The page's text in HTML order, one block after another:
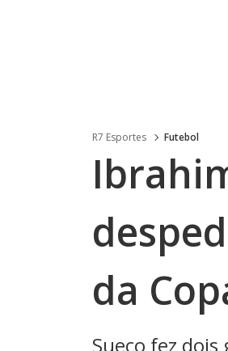
R7 Esportes Futebol
da
Sueco fez